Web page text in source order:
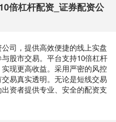
倍杠杆配资_证券配资公
司，提供高效便捷的线上实盘
股市交易。平台支持10倍杠杆
现更高收益。采用严密的风控
易真实透明。无论是短线交易
资者提供专业、安全的配资支